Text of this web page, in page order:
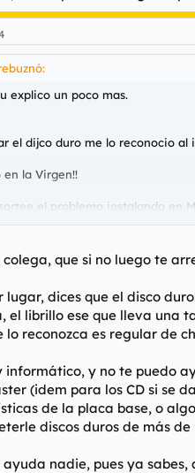
explico un poco mas.
el dijco duro me lo reconocio al
en la Virgen!!
el problema instalando en
disco duro ahi.
esto a punto de coger el puto
que si no luego te
lugar, dices que el disco
el librillo ese que lleva una
lo reconozca es regular de
informático, y no te puedo
(idem para los CD si se
de la placa base, o
discos duros de más de
ayuda nadie, pues ya